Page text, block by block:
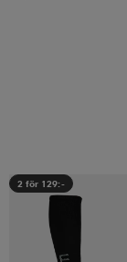
2 för 129:-